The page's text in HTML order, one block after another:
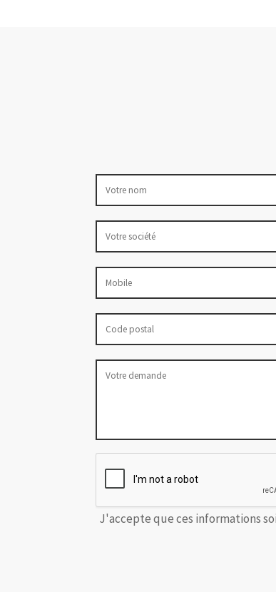
J'accepte que ces informations